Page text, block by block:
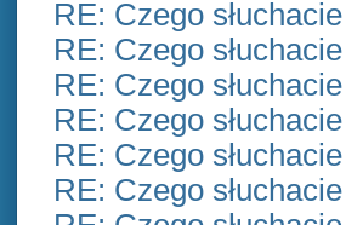
RE: Czego
RE: Czego
RE: Czego
RE: Czego
RE: Czego
RE: Czego